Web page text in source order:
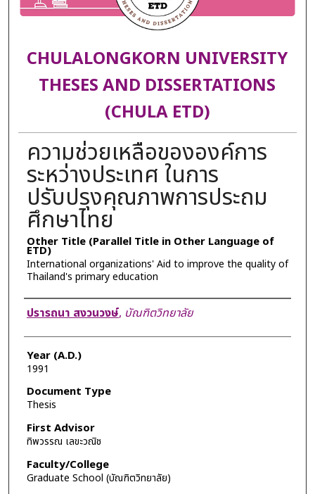
CHULALONGKORN UNIVERSITY
THESES AND DISSERTATIONS
(CHULA ETD)
ความช่วยเหลือขององค์การ
ระหว่างประเทศ ในการ
ปรับปรุงคุณภาพการประถม
ศึกษาไทย
Other Title (Parallel Title in Other Language of
ETD)
International organizations' Aid to improve the quality of
Thailand's primary education
Author
ปรารถนา สงวนวงษ์, บัณฑิตวิทยาลัย
Year (A.D.)
1991
Document Type
Thesis
First Advisor
ทิพวรรณ เลขะวณิช
Faculty/College
Graduate School (บัณฑิตวิทยาลัย)